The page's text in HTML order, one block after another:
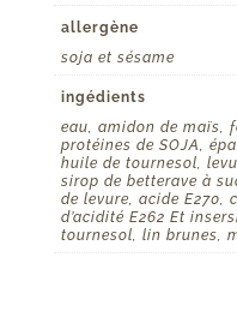
allergène
soja et sésame
ingédients
eau, amidon de maïs,
protéines de SOJA,
huile de tournesol,
sirop de betterave à
de levure, acide E270,
d’acidité E262 Et
tournesol, lin brunes,